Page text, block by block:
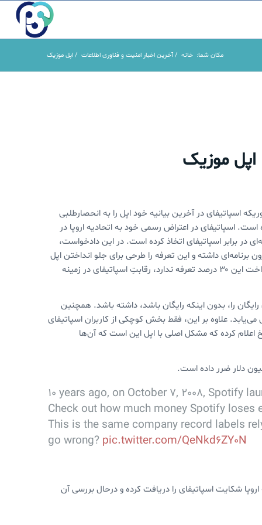
مکان شما: خانه / آخرین اخبار امنیت و فناوری اطلاعات / اپل موزیک
اپل موزیک
اسپاتیفای در آخرین بیانیه خود اپل را به انحصارطلبی
اسپاتیفای در اعتراض رسمی خود به اتحادیه اروپا در
در برابر اسپاتیفای اتخاذ کرده است. در این دادخواست،
از پرداخت‌های درون برنامه‌ای داشته و این تعرفه را طرحی برای جلو انداختن اپل
موزیک از اسپاتیفای اعلام کرده است. با توجه به اینکه خود اپل نیازی به پرداخت این ۳۰ درصد تعرفه ندارد، رقابتِ اسپاتیفای در زمینه
را، بدون اینکه رایگان باشد، داشته باشد. همچنین
اول ۳۰ درصد است و از سال دوم به ۱۵ درصد کاهش می‌یابد. علاوه بر این، فقط بخش کوچکی از کاربران اسپاتیفای
کرده که مشکل اصلی با اپل این است که آن‌ها
10 years ago, on October 7, 2008, Spotify
Check out how much money Spotify
This is the same company record labels
go wrong? pic.twitter.com/QeNkd6ZY0N
شکایت اسپاتیفای را دریافت کرده و درحال بررسی آن